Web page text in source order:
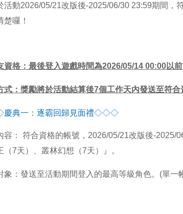
活動2026/05/21改版後-2025/06/30 23:59期間
楚囉！
資格：最後登入遊戲時間為2026/05/14 00:00以
式：獎勵將於活動結算後7個工作天內發送至符合
典一：逐霸回歸見面禮◇◇◇
容： 符合資格的帳號， 2026/05/21改版後-2025/
（7天）、叢林幻想（7天）』。
象：發送至活動期間登入的最高等級角色。(單一